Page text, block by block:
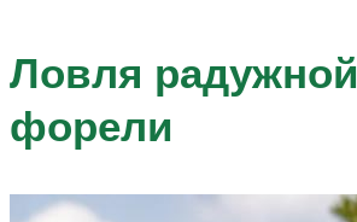
Ловля радужной
форели